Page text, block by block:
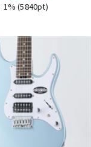
1%(5840pt)